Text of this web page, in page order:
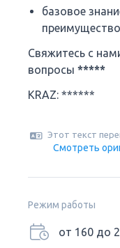
базовое
Свяжитесь с
вопросы *****
KRAZ: ******
Этот текст
Смотреть
Режим работы
от 160 до